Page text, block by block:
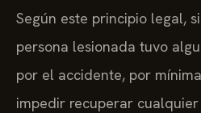
Según este principio legal,
persona lesionada tuvo
por el accidente, por
impedir recuperar